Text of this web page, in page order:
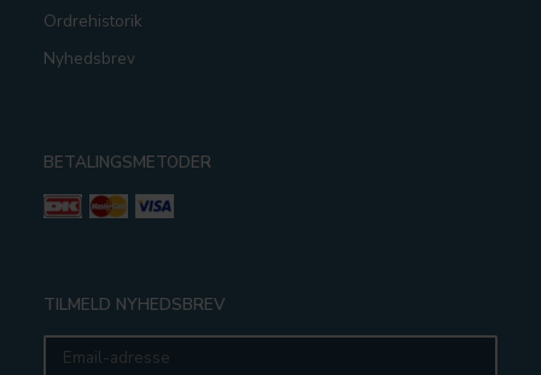
Ordrehistorik
Nyhedsbrev
BETALINGSMETODER
TILMELD NYHEDSBREV
Email-
adresse